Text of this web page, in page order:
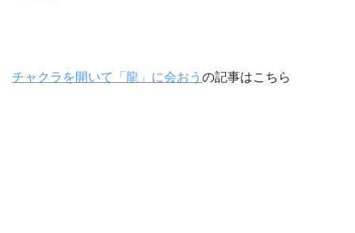
チャクラを開いて「龍」に会おう の記事はこちら